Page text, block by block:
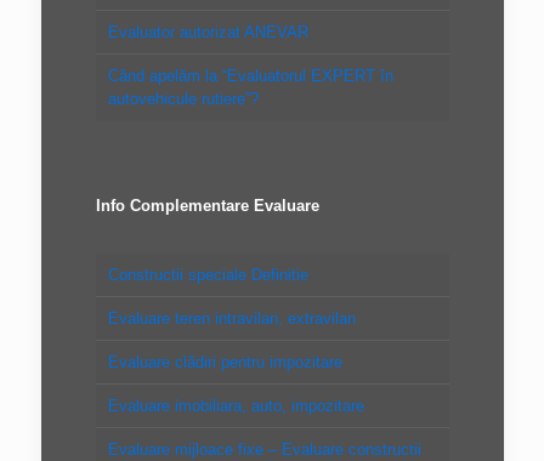
Evaluator autorizat ANEVAR
Când apelăm la “Evaluatorul EXPERT în
autovehicule rutiere”?
Info Complementare Evaluare
Constructii speciale Definitie
Evaluare teren intravilan, extravilan
Evaluare clădiri pentru impozitare
Evaluare imobiliara, auto, impozitare
Evaluare mijloace fixe – Evaluare constructii